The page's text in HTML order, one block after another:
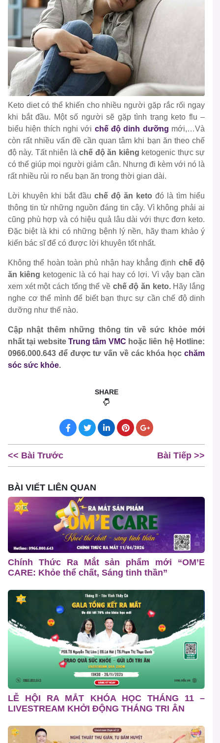
Keto diet có thể khiến cho nhiều người gặp rắc rối ngay
khi bắt đầu. Một số người sẽ gặp tình trạng keto flu –
biểu hiện thích nghi với chế độ dinh dưỡng mới,…Và
còn rất nhiều vấn đề cần quan tâm khi bạn ăn theo chế
độ này. Tất nhiên là chế độ ăn kiêng ketogenic thực sự
có thể giúp mọi người giảm cân. Nhưng đi kèm với nó là
rất nhiều rủi ro nếu bạn ăn trong thời gian dài.
Lời khuyên khi bắt đầu chế độ ăn keto đó là tìm hiểu
thông tin từ những nguồn đáng tin cậy. Vì không phải ai
cũng phù hợp và có hiệu quả lâu dài với thực đơn keto.
Đặc biệt là khi có những bệnh lý nền, hãy tham khảo ý
kiến bác sĩ để có được lời khuyên tốt nhất.
Không thể hoàn toàn phủ nhận hay khẳng định chế độ
ăn kiêng ketogenic là có hại hay có lợi. Vì vậy bạn cần
xem xét một cách tổng thể về chế độ ăn keto. Hãy lắng
nghe cơ thể mình để biết bạn thực sự cần chế độ dinh
dưỡng như thế nào.
Cập nhật thêm những thông tin về sức khỏe mới
nhất tại websiteTrung tâm VMC hoặc liên hệ Hotline:
0966.000.643 để được tư vấn về các khóa học chăm
sóc sức khỏe.
SHARE
<< Bài Trước Bài Tiếp >>
BÀI VIẾT LIÊN QUAN
Chính Thức Ra Mắt sản phẩm mới “OM’E
CARE: Khỏe thể chất, Sáng tinh thần”
LỄ HỘI RA MẮT KHÓA HỌC THÁNG 11 –
LIVESTREAM KHỞI ĐỘNG THÁNG TRI ÂN